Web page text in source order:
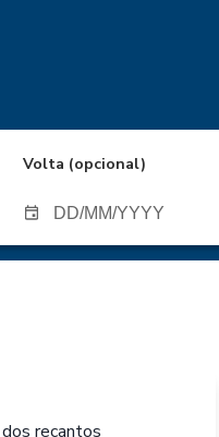
Volta (opcional)
recantos